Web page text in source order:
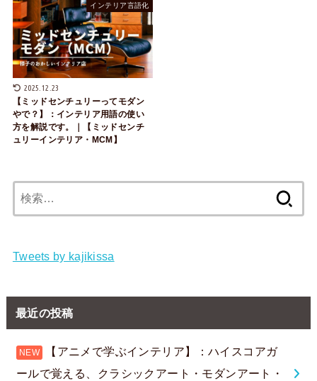
インテリア言語化
2025.12.23
【ミッドセンチュリーってモダン
やで？】：インテリア用語の使い
方を解説です。｜【ミッドセンチ
ュリーインテリア・MCM】
索:
Tweets by kajikissa
最近の投稿
【アニメで学ぶインテリア】：ハイスコアガ
ールで覚える、クラシックアート・モダンアート・